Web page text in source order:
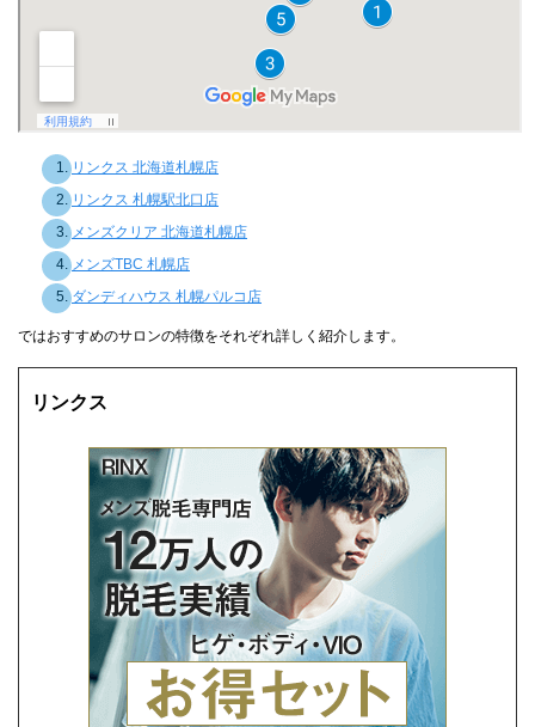
リンクス 北海道札幌店
リンクス 札幌駅北口店
メンズクリア 北海道札幌店
メンズTBC 札幌店
ダンディハウス 札幌パルコ店
ではおすすめのサロンの特徴をそれぞれ詳しく紹介します。
リンクス